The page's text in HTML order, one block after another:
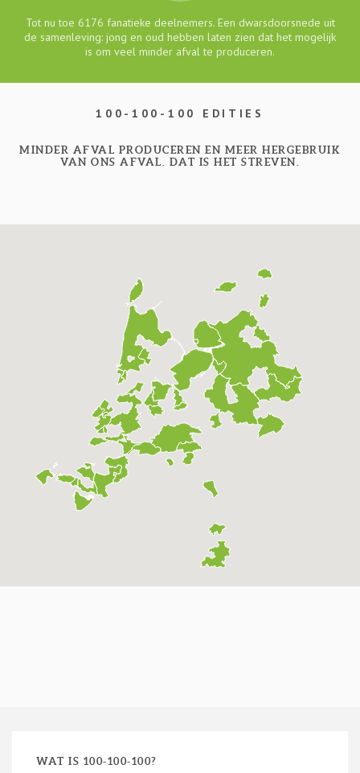
Tot nu toe 6176 fanatieke deelnemers. Een dwarsdoorsnede uit
de samenleving: jong en oud hebben laten zien dat het mogelijk
is om veel minder afval te produceren.
100-100-100 EDITIES
MINDER AFVAL PRODUCEREN EN MEER HERGEBRUIK
VAN ONS AFVAL. DAT IS HET STREVEN.
WAT IS 100-100-100?